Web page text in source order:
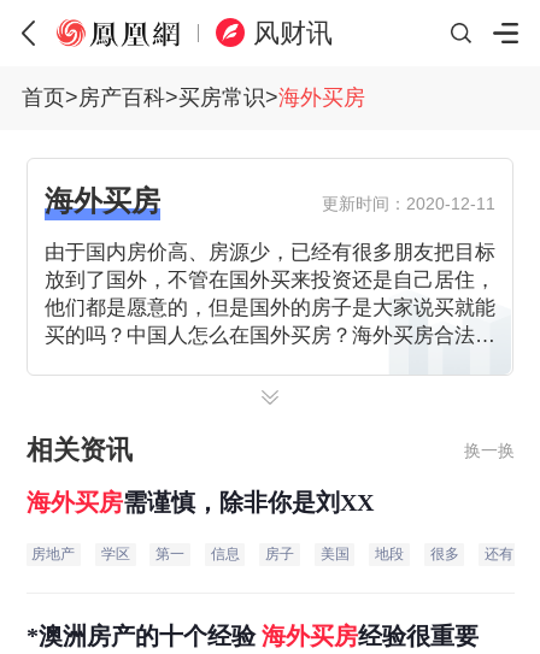
风财讯
首页>房产百科>买房常识>海外买房
海外买房 更新时间：2020-12-11
由于国内房价高、房源少，已经有很多朋友把目标
放到了国外，不管在国外买来投资还是自己居住，
他们都是愿意的，但是国外的房子是大家说买就能
买的吗？中国人怎么在国外买房？海外买房合法
相关资讯 换一换
海外买房需谨慎，除非你是刘XX
房地产 学区 第一 信息 房子 美国 地段 很多 还有
*澳洲房产的十个经验海外买房经验很重要